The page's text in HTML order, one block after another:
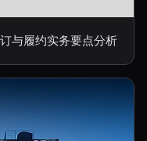
与履约实务要点分析